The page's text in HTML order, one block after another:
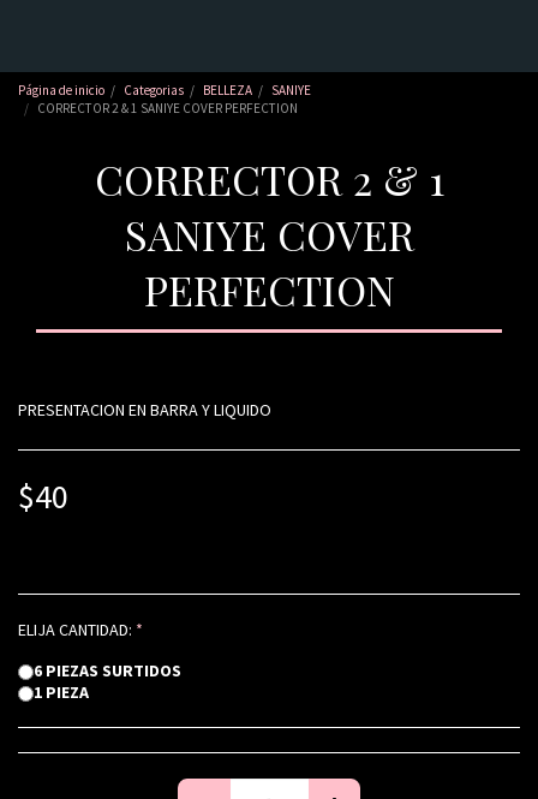
Página de inicio Categorias BELLEZA
SANIYE
CORRECTOR 2 & 1 SANIYE COVER PERFECTION
CORRECTOR 2 & 1
SANIYE COVER
PERFECTION
PRESENTACION EN BARRA Y LIQUIDO
$40
ELIJA CANTIDAD: *
6 PIEZAS SURTIDOS
1 PIEZA